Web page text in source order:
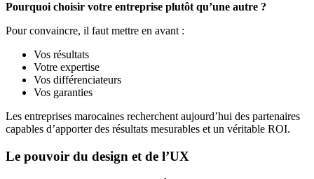
Pourquoi choisir votre entreprise plutôt qu’une autre ?
Pour convaincre, il faut mettre en avant :
Vos résultats
Votre expertise
Vos différenciateurs
Vos garanties
Les entreprises marocaines recherchent aujourd’hui des partenaires
capables d’apporter des résultats mesurables et un véritable ROI.
Le pouvoir du design et de l’UX